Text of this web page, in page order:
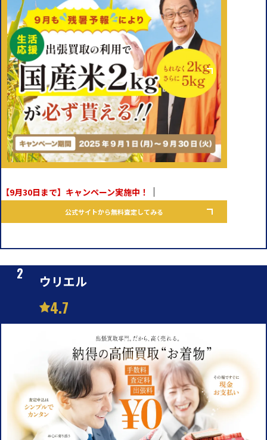
【9月30日まで】キャンペーン実施中！
公式サイトから無料査定してみる
ウリエル
4.7